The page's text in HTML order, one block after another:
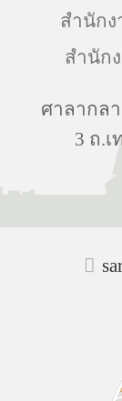
สำนัก
สำนัก
ศาลากล
3 ถ.เ